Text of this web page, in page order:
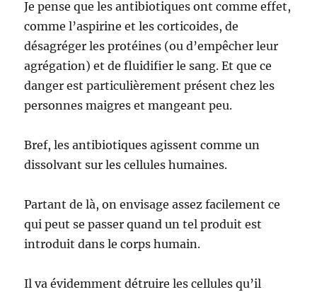
Je pense que les antibiotiques ont comme effet,
comme l’aspirine et les corticoides, de
désagréger les protéines (ou d’empêcher leur
agrégation) et de fluidifier le sang. Et que ce
danger est particulièrement présent chez les
personnes maigres et mangeant peu.
Bref, les antibiotiques agissent comme un
dissolvant sur les cellules humaines.
Partant de là, on envisage assez facilement ce
qui peut se passer quand un tel produit est
introduit dans le corps humain.
Il va évidemment détruire les cellules qu’il